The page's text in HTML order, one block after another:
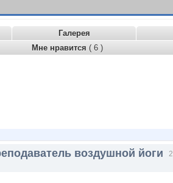
Галерея
Мне нравится ( 6 )
воздушной йоги